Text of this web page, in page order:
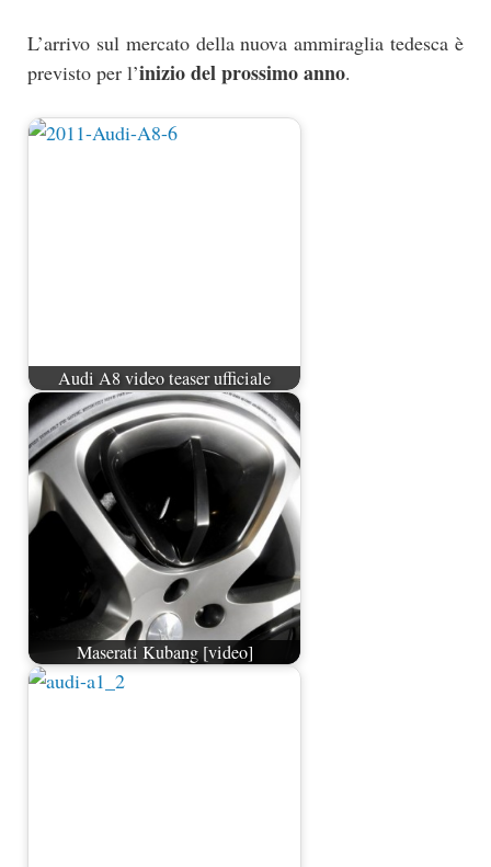
L’arrivo sul mercato della nuova ammiraglia tedesca è
previsto per l’inizio del prossimo anno.
Audi A8 video teaser ufficiale
Maserati Kubang [video]